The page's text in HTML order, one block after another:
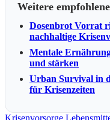
Weitere
Dosenbrot Vorrat
nachhaltige
Mentale
und stärken
Urban Survival in
für Krisenzeiten
Krisenvorsorge